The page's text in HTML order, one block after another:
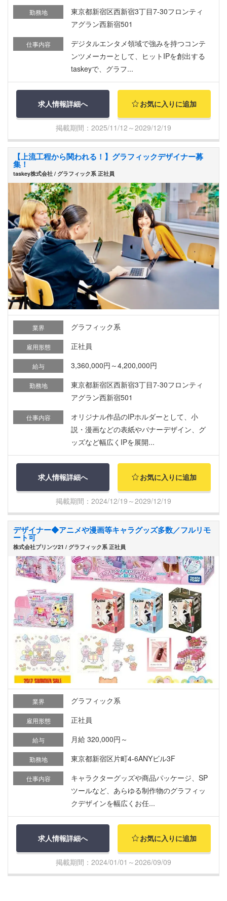
勤務地
東京都新宿区西新宿3丁目7-30フロンティ
アグラン西新宿501
仕事内容
デジタルエンタメ領域で強みを持つコンテ
ンツメーカーとして、ヒットIPを創出する
taskeyで、グラフ...
求人情報詳細へ お気に入りに追加
掲載期間：2025/11/12～2029/12/19
【上流工程から関われる！】グラフィックデザイナー募
集！
taskey株式会社 / グラフィック系 正社員
業界 グラフィック系
雇用形態 正社員
給与 3,360,000円～4,200,000円
勤務地
東京都新宿区西新宿3丁目7-30フロンティ
アグラン西新宿501
仕事内容
オリジナル作品のIPホルダーとして、小
説・漫画などの表紙やバナーデザイン、グ
ッズなど幅広くIPを展開...
求人情報詳細へ お気に入りに追加
掲載期間：2024/12/19～2029/12/19
デザイナー◆アニメや漫画等キャラグッズ多数／フルリモ
ート可
株式会社プリンツ21 / グラフィック系 正社員
業界 グラフィック系
雇用形態 正社員
給与 月給 320,000円～
勤務地 東京都新宿区片町4-6ANYビル3F
仕事内容
キャラクターグッズや商品パッケージ、SP
ツールなど、あらゆる制作物のグラフィッ
クデザインを幅広くお任...
求人情報詳細へ お気に入りに追加
掲載期間：2024/01/01～2026/09/09